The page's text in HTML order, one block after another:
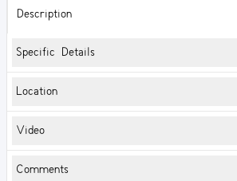
Description
Specific Details
Location
Video
Comments